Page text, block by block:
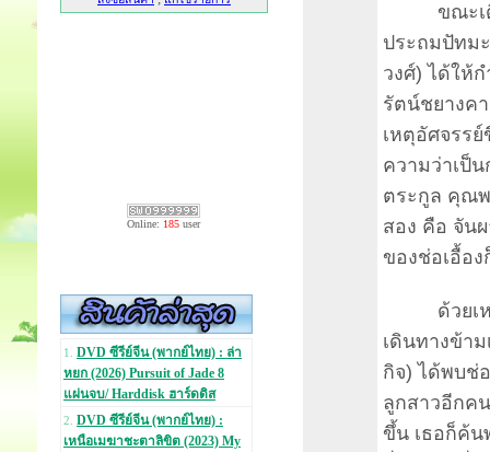
Online: 185 user
1. DVD ซีรีย์จีน (พากย์ไทย) : ล่า
หยก (2026) Pursuit of Jade 8
แผ่นจบ/ Harddisk ฮาร์ดดิส
2. DVD ซีรีย์จีน (พากย์ไทย) :
เหนือเมฆาชะตาลิขิต (2023) My
ขณะเดีย
ประถมปัทม
วงศ์) ได้ให้
รัตน์ชยางค
เหตุอัศจรร
ความว่าเป็
ตระกูล คุณ
สอง คือ จัน
ของช่อเอื้อง
ด้วยเหตุ
เดินทางข้า
กิจ) ได้พบช่
ลูกสาวอีกค
ขึ้น เธอก็ค้น